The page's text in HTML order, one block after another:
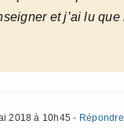
et j’ai lu
2018 à 10h45 - Répondre